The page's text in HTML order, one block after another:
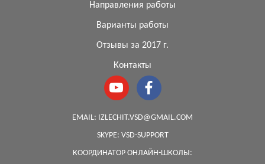
Направления работы
Варианты работы
Отзывы за 2017 г.
Контакты
EMAIL: IZLECHIT.VSD@GMAIL.COM
SKYPE: VSD-SUPPORT
КООРДИНАТОР ОНЛАЙН-ШКОЛЫ: